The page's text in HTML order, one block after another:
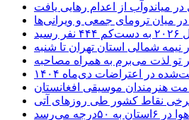
میاندوآب از اعدام رهایی یافت
در میان ترومای جمعی و ویرانی‌ها
نیمه شمالی استان تهران تا شنبه
لذت می‌برم به همراه مصاحبه
هنرمندان موسیقی افغانستان
نقاط کشور طی روزهای آتی
می‌رسد